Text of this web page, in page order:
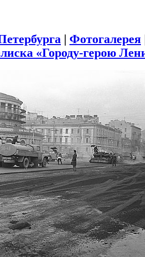
| Фотогалерея
«Городу-герою